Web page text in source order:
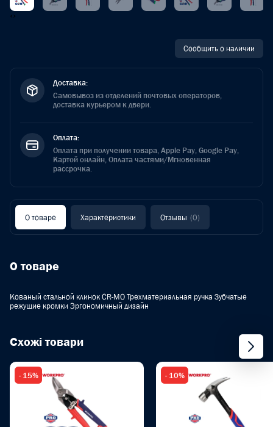
‹›
Сообщить о наличии
Доставка:
Самовывоз из отделений почтовых операторов,
доставка курьером к двери.
Оплата:
Оплата при получении товара, Apple Pay, Google Pay,
Картой онлайн, Оплата частями/Мгновенная
рассрочка.
О товаре Характеристики Отзывы (0)
О товаре
Кованый стальной клинок CR-MO Трехматериальная ручка Зубчатые
режущие кромки Эргономичный дизайн
Схожі товари
- 15% - 10%